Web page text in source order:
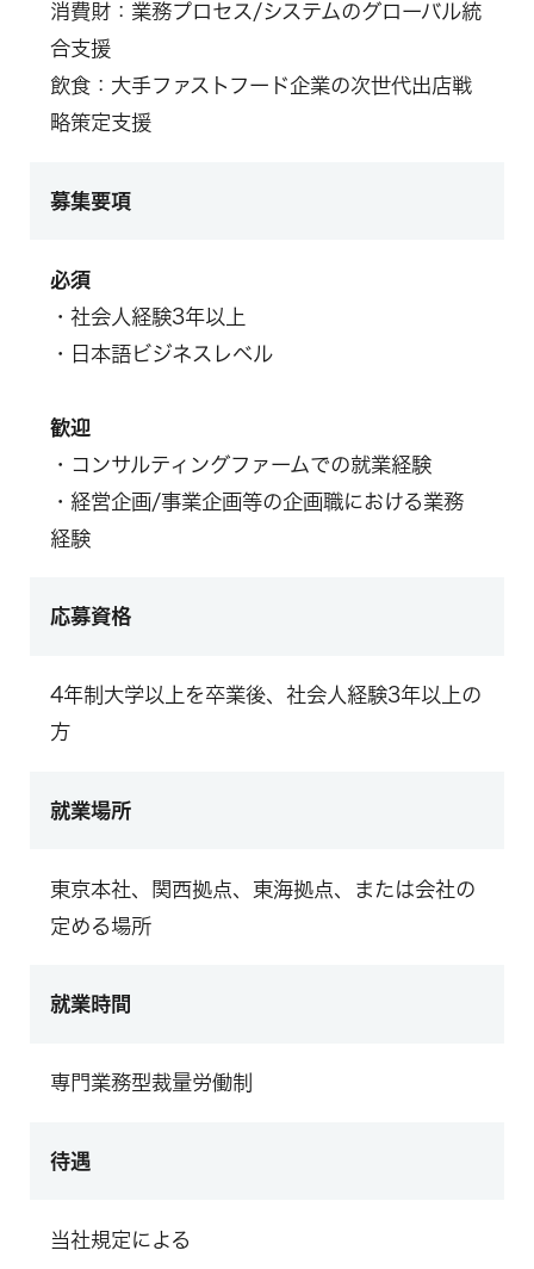
消費財：業務プロセス/システムのグローバル統
合支援
飲食：大手ファストフード企業の次世代出店戦
略策定支援
募集要項
必須
・社会人経験3年以上
・日本語ビジネスレベル
歓迎
・コンサルティングファームでの就業経験
・経営企画/事業企画等の企画職における業務
経験
応募資格
4年制大学以上を卒業後、社会人経験3年以上の
方
就業場所
東京本社、関西拠点、東海拠点、または会社の
定める場所
就業時間
専門業務型裁量労働制
待遇
当社規定による